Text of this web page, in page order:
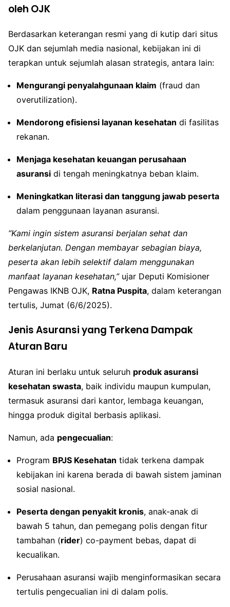
oleh OJK
Berdasarkan keterangan resmi yang di kutip dari situs
OJK dan sejumlah media nasional, kebijakan ini di
terapkan untuk sejumlah alasan strategis, antara lain:
Mengurangi penyalahgunaan klaim (fraud dan
overutilization).
Mendorong efisiensi layanan kesehatan di fasilitas
rekanan.
Menjaga kesehatan keuangan perusahaan
asuransi di tengah meningkatnya beban klaim.
Meningkatkan literasi dan tanggung jawab peserta
dalam penggunaan layanan asuransi.
“Kami ingin sistem asuransi berjalan sehat dan
berkelanjutan. Dengan membayar sebagian biaya,
peserta akan lebih selektif dalam menggunakan
manfaat layanan kesehatan,”ujar Deputi Komisioner
Pengawas IKNB OJK, Ratna Puspita, dalam keterangan
tertulis, Jumat (6/6/2025).
Jenis Asuransi yang Terkena Dampak
Aturan Baru
Aturan ini berlaku untuk seluruh produk asuransi
kesehatan swasta, baik individu maupun kumpulan,
termasuk asuransi dari kantor, lembaga keuangan,
hingga produk digital berbasis aplikasi.
Namun, ada pengecualian:
Program BPJS Kesehatan tidak terkena dampak
kebijakan ini karena berada di bawah sistem jaminan
sosial nasional.
Peserta dengan penyakit kronis, anak-anak di
bawah 5 tahun, dan pemegang polis dengan fitur
tambahan (rider) co-payment bebas, dapat di
kecualikan.
Perusahaan asuransi wajib menginformasikan secara
tertulis pengecualian ini di dalam polis.